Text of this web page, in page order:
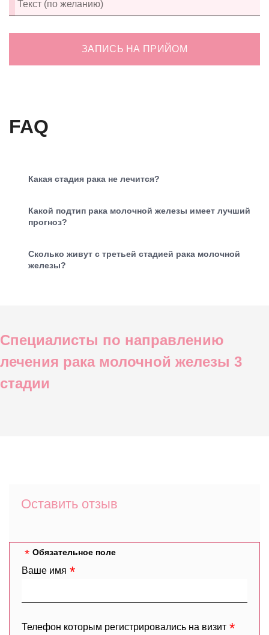
ЗАПИСЬ НА ПРИЙОМ
FAQ
Какая стадия рака не лечится?
Какой подтип рака молочной железы имеет лучший
прогноз?
Сколько живут с третьей стадией рака молочной
железы?
Специалисты по направлению
лечения рака молочной железы 3
стадии
Оставить отзыв
Обязательное поле
Ваше имя
Телефон которым регистрировались на визит